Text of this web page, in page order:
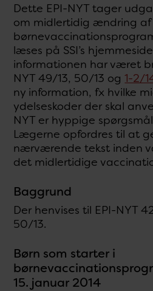
Dette EPI-NYT tager
om midlertidig ændring af
læses på SSI’s
informationen har været
NYT 49/13, 50/13 og1-2/
ny information, fx hvilke
ydelseskoder der skal
NYT er hyppige
Lægerne opfordres til at
nærværende tekst inden
det midlertidige
Baggrund
Der henvises til EPI-NYT
50/13.
Børn som starter i
15. januar 2014